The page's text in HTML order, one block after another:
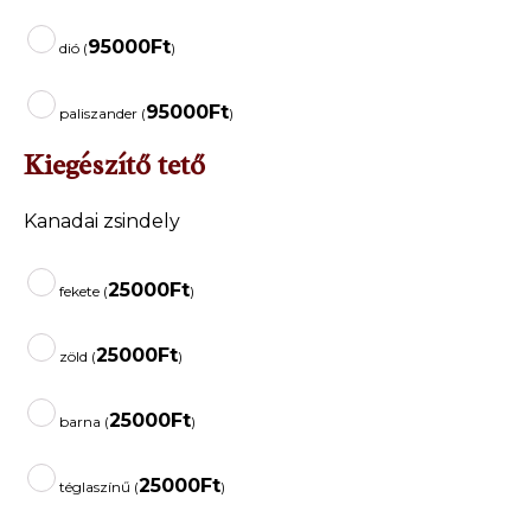
dió (95000Ft)
paliszander (95000Ft)
Kiegészítő tető
Kanadai zsindely
fekete (25000Ft)
zöld (25000Ft)
barna (25000Ft)
téglaszínű (25000Ft)